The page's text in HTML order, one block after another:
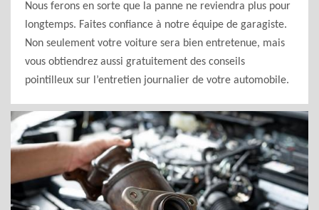
Nous ferons en sorte que la panne ne reviendra plus pour
longtemps. Faites confiance à notre équipe de garagiste.
Non seulement votre voiture sera bien entretenue, mais
vous obtiendrez aussi gratuitement des conseils
pointilleux sur l’entretien journalier de votre automobile.